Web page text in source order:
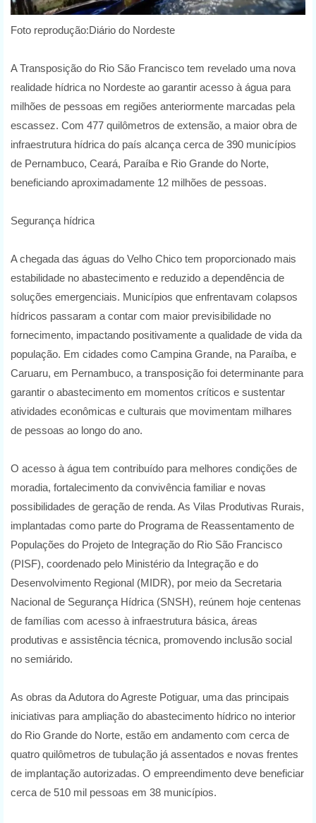
Foto reprodução:Diário do Nordeste
A Transposição do Rio São Francisco tem revelado uma nova
realidade hídrica no Nordeste ao garantir acesso à água para
milhões de pessoas em regiões anteriormente marcadas pela
escassez. Com 477 quilômetros de extensão, a maior obra de
infraestrutura hídrica do país alcança cerca de 390 municípios
de Pernambuco, Ceará, Paraíba e Rio Grande do Norte,
beneficiando aproximadamente 12 milhões de pessoas.
Segurança hídrica
A chegada das águas do Velho Chico tem proporcionado mais
estabilidade no abastecimento e reduzido a dependência de
soluções emergenciais. Municípios que enfrentavam colapsos
hídricos passaram a contar com maior previsibilidade no
fornecimento, impactando positivamente a qualidade de vida da
população. Em cidades como Campina Grande, na Paraíba, e
Caruaru, em Pernambuco, a transposição foi determinante para
garantir o abastecimento em momentos críticos e sustentar
atividades econômicas e culturais que movimentam milhares
de pessoas ao longo do ano.
O acesso à água tem contribuído para melhores condições de
moradia, fortalecimento da convivência familiar e novas
possibilidades de geração de renda. As Vilas Produtivas Rurais,
implantadas como parte do Programa de Reassentamento de
Populações do Projeto de Integração do Rio São Francisco
(PISF), coordenado pelo Ministério da Integração e do
Desenvolvimento Regional (MIDR), por meio da Secretaria
Nacional de Segurança Hídrica (SNSH), reúnem hoje centenas
de famílias com acesso à infraestrutura básica, áreas
produtivas e assistência técnica, promovendo inclusão social
no semiárido.
As obras da Adutora do Agreste Potiguar, uma das principais
iniciativas para ampliação do abastecimento hídrico no interior
do Rio Grande do Norte, estão em andamento com cerca de
quatro quilômetros de tubulação já assentados e novas frentes
de implantação autorizadas. O empreendimento deve beneficiar
cerca de 510 mil pessoas em 38 municípios.